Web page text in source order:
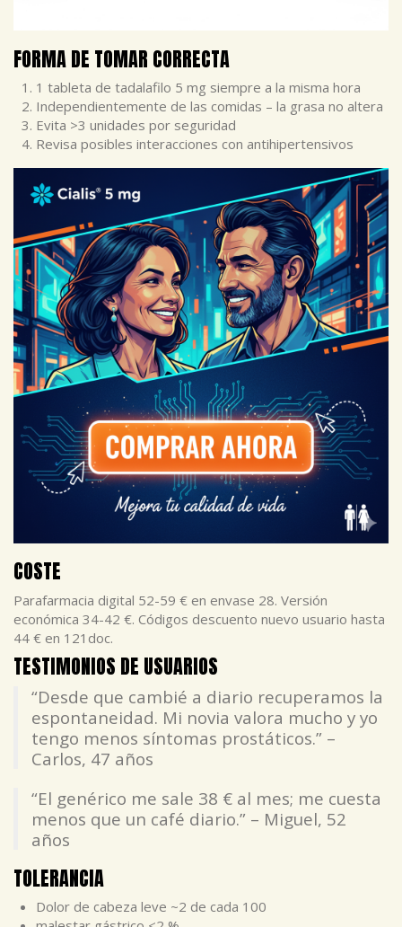
FORMA DE TOMAR CORRECTA
1 tableta de tadalafilo 5 mg siempre a la misma hora
Independientemente de las comidas – la grasa no altera
Evita >3 unidades por seguridad
Revisa posibles interacciones con antihipertensivos
COSTE
Parafarmacia digital 52-59 € en envase 28. Versión
económica 34-42 €. Códigos descuento nuevo usuario hasta
44 € en 121doc.
TESTIMONIOS DE USUARIOS
“Desde que cambié a diario recuperamos la
espontaneidad. Mi novia valora mucho y yo
tengo menos síntomas prostáticos.” –
Carlos, 47 años
“El genérico me sale 38 € al mes; me cuesta
menos que un café diario.” – Miguel, 52
años
TOLERANCIA
Dolor de cabeza leve ~2 de cada 100